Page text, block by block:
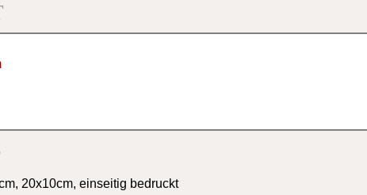
20x10cm, einseitig bedruckt